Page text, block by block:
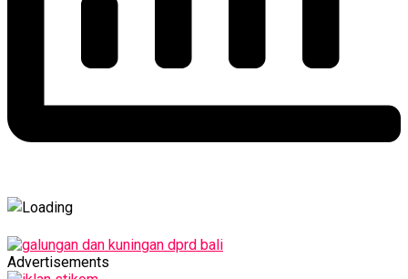
Advertisements